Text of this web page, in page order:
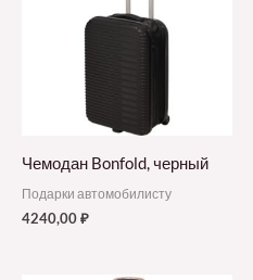
Чемодан Bonfold, черный
Подарки автомобилисту
4240,00₽